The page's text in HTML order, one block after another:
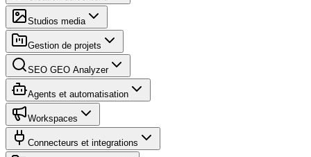
Studios media
Gestion de projets
SEO GEO Analyzer
Agents et automatisation
Workspaces
Connecteurs et integrations